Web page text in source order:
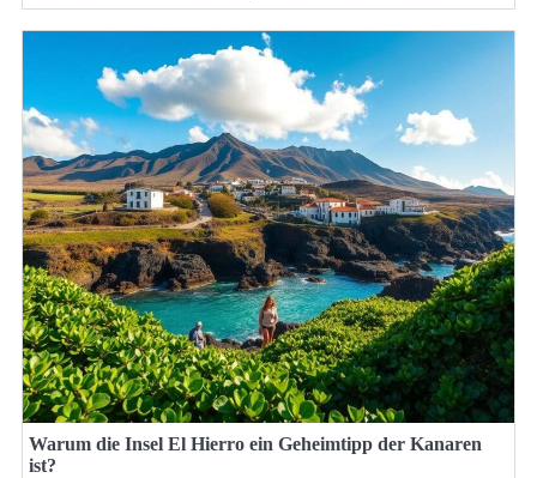
Warum die Insel El Hierro ein Geheimtipp der Kanaren
ist?